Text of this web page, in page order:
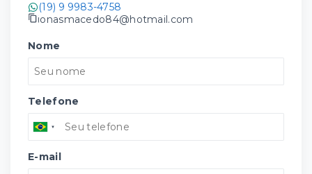
(19) 9 9983-4758
jonasmacedo84@hotmail.com
Nome
Telefone
E-mail